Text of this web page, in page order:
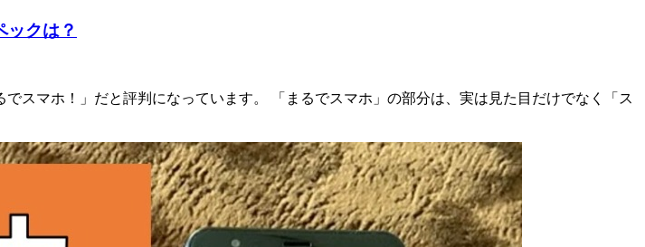
ックは？
スマホ！」だと評判になっています。 「まるでスマホ」の部分は、実は見た目だけでなく「ス